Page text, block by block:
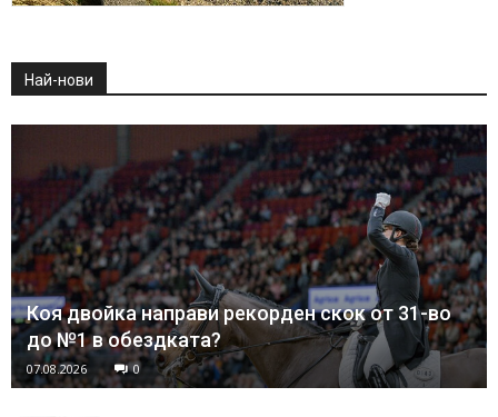
Най-нови
Коя двойка направи рекорден скок от 31-во
до №1 в обездката?
07.08.2026 0